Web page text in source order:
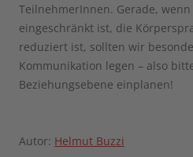
TeilnehmerInnen. Gerade,
eingeschränkt ist, die
reduziert ist, sollten wir
Kommunikation legen – also
Beziehungsebene einplanen!
Autor: Helmut Buzzi